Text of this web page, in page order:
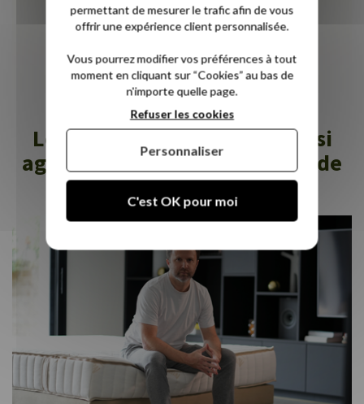
(23/11/2021)
Tous les commentaires
Les services Novoly sont aussi
agréables qu'une bonne nuit de
sommeil !
permettant de mesurer le trafic afin de vous
offrir une expérience client personnalisée.
Vous pourrez modifier vos préférences à tout
moment en cliquant sur “Cookies” au bas de
n'importe quelle page.
C'est OK pour moi
Refuser les cookies
Personnaliser